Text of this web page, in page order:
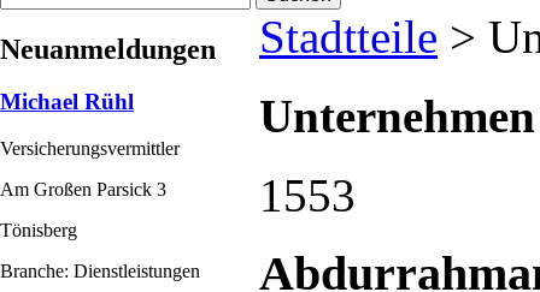
Neuanmeldungen
Michael Rühl
Versicherungsvermittler
Am Großen Parsick 3
Tönisberg
Branche: Dienstleistungen
Stadtteile >
1553